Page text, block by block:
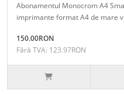
Abonamentul Monocrom A4
imprimante format A4 de mare
150.00RON
Fără TVA: 123.97RON